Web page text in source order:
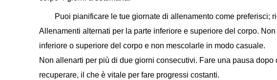
Puoi pianificare le tue giornate di allenamento come preferisci;
Allenamenti alternati per la parte inferiore e superiore del corpo.
inferiore o superiore del corpo e non mescolarle in modo casuale.
Non allenarti per più di due giorni consecutivi. Fare una pausa
recuperare, il che è vitale per fare progressi costanti.